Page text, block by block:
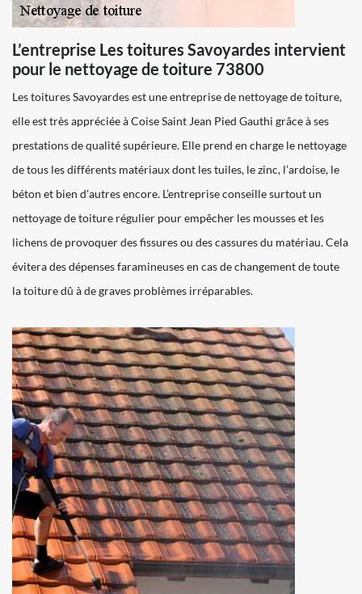
L’entreprise Les toitures Savoyardes intervient
pour le nettoyage de toiture 73800
Les toitures Savoyardes est une entreprise de nettoyage de toiture,
elle est très appréciée à Coise Saint Jean Pied Gauthi grâce à ses
prestations de qualité supérieure. Elle prend en charge le nettoyage
de tous les différents matériaux dont les tuiles, le zinc, l’ardoise, le
béton et bien d'autres encore. L’entreprise conseille surtout un
nettoyage de toiture régulier pour empêcher les mousses et les
lichens de provoquer des fissures ou des cassures du matériau. Cela
évitera des dépenses faramineuses en cas de changement de toute
la toiture dû à de graves problèmes irréparables.